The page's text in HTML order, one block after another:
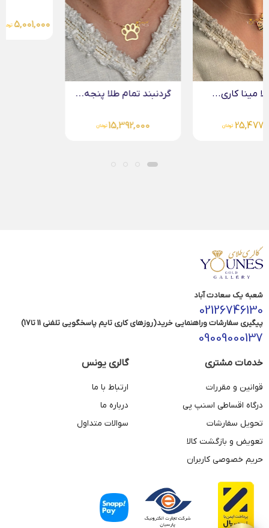
گردنبند تمام طلا پنجه...
15,392,000
5,001,000 تومان
شعبه یک سعادت آباد
02126746130
پیگیری سفارشات وراهنمایی خرید(روزهای کاری تایم پاسخگویی تلفنی 11 تا17)
09009000137
خدمات مشتری
قوانین و مقررات
درگاه اقساطی اسنپ پی
تحویل سفارشات
تعویض و بازگشت کالا
حریم خصوصی کاربران
گالری یونس
ارتباط با ما
درباره ما
سوالات متداول